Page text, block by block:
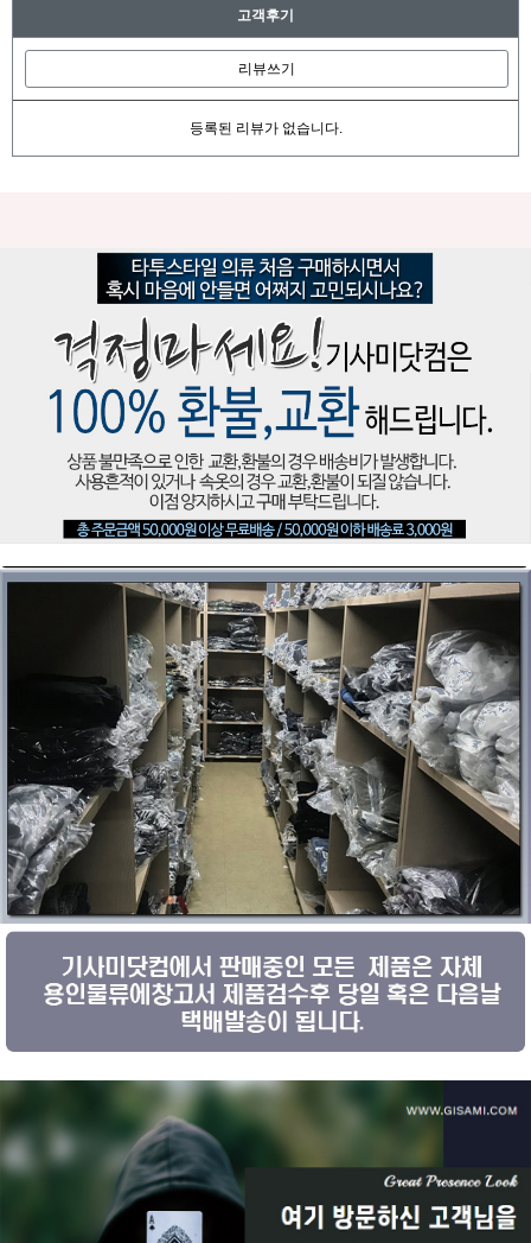
고객후기
리뷰쓰기
등록된 리뷰가 없습니다.